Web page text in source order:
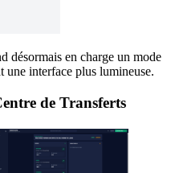
désormais en charge un mode
une interface plus lumineuse.
de Transferts